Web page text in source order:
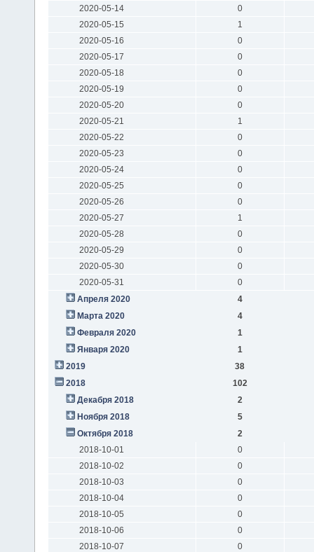
2020-05-14
0
2020-05-15
1
2020-05-16
0
2020-05-17
0
2020-05-18
0
2020-05-19
0
2020-05-20
0
2020-05-21
1
2020-05-22
0
2020-05-23
0
2020-05-24
0
2020-05-25
0
2020-05-26
0
2020-05-27
1
2020-05-28
0
2020-05-29
0
2020-05-30
0
2020-05-31
0
Апреля 2020
4
Марта 2020
4
Февраля 2020
1
Января 2020
1
2019
38
2018
102
Декабря 2018
2
Ноября 2018
5
Октября 2018
2
2018-10-01
0
2018-10-02
0
2018-10-03
0
2018-10-04
0
2018-10-05
0
2018-10-06
0
2018-10-07
0